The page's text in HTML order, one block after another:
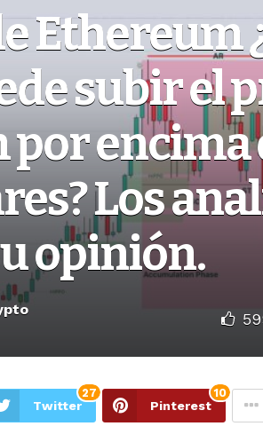
Ethereum
subir el
encima
Los
opinión.
Twitter
27
Pinterest
10